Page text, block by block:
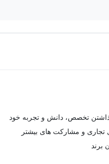
تخصص، دانش و تجربه خود
و مشارکت های بیشتر
برند